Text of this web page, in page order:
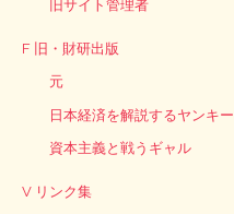
旧サイト管理者
F 旧・財研出版
元
日本経済を解説するヤンキー
資本主義と戦うギャル
V リンク集